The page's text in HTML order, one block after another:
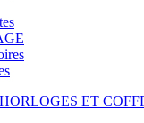
ET